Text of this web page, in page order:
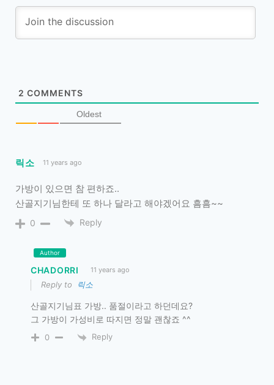
2 COMMENTS
Oldest
릭소 11 years ago
가방이 있으면 참 편하죠..
산골지기님한테 또 하나 달라고 해야겠어요 흠흠~~
0 Reply
Author
CHADORRI 11 years ago
Reply to 릭소
산골지기님표 가방.. 품절이라고 하던데요?
그 가방이 가성비로 따지면 정말 괜찮죠 ^^
0 Reply